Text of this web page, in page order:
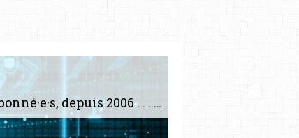
Le plus gros site de philosophie de France ! ABONNEZ-VOUS ! 4115 Articles, 1634 abonné·e·s, depuis 2006 . . . . . . . . 2 852 214 pages vues jusqu'à présent. Prestance et être apte à un plus grand nombre de choses.